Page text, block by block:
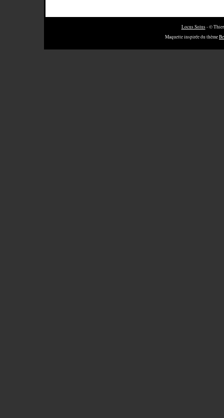
Locus Solus- ©
Maquette inspirée du thème